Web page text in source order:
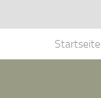
Startseite